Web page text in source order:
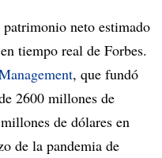
patrimonio neto estimado
tiempo real de Forbes.
, que fundó
2600 millones de
de dólares en
de la pandemia de